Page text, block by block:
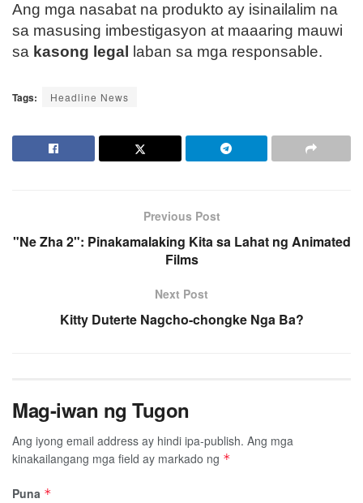
Ang mga nasabat na produkto ay isinailalim na
sa masusing imbestigasyon at maaaring mauwi
sa kasong legal laban sa mga responsable.
Tags: Headline News
Previous Post
"Ne Zha 2": Pinakamalaking Kita sa Lahat ng Animated
Films
Next Post
Kitty Duterte Nagcho-chongke Nga Ba?
Mag-iwan ng Tugon
Ang iyong email address ay hindi ipa-publish. Ang mga
kinakailangang mga field ay markado ng *
Puna *